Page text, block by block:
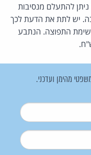
להתעלם מנסיבות
יש לתת את הדעת לכך
התפוצה. הנתבע
מהימן ועדכני.